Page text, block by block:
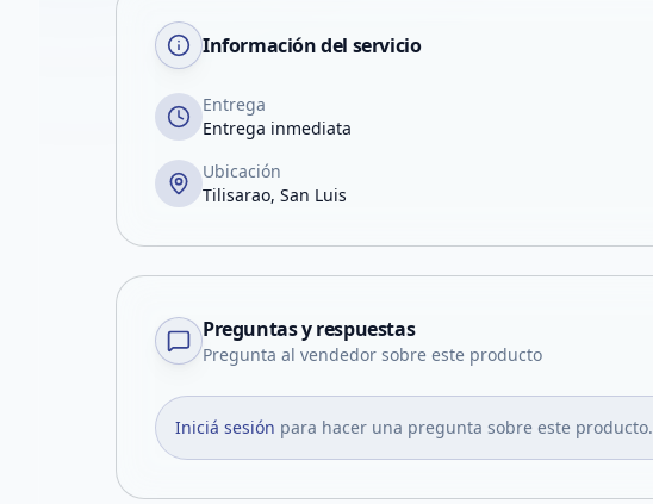
Información del servicio
Entrega
Entrega inmediata
Ubicación
Tilisarao, San Luis
Preguntas y respuestas
Pregunta al vendedor sobre este producto
Iniciá sesión para hacer una pregunta sobre este producto.